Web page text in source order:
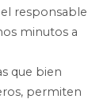
responsable
minutos a
que bien
permiten